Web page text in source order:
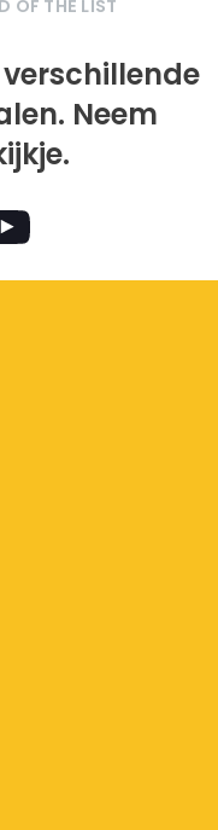
OF THE LIST
Neem